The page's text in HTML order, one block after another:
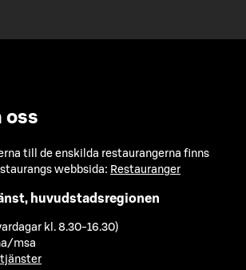
oss
till de enskilda restaurangerna finns
webbsida: Restauranger
huvudstadsregionen
kl. 8.30-16.30)
msa